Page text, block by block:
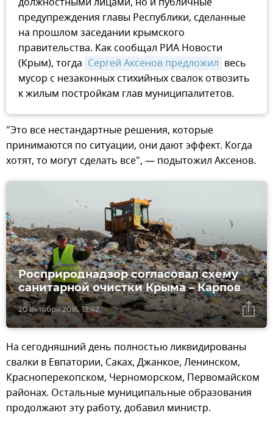
предупреждения главы Республики, сделанные
на прошлом заседании крымского
правительства. Как сообщал РИА Новости
(Крым), тогда Сергей Аксенов предложил весь
мусор с незаконных стихийных свалок отвозить
к жилым постройкам глав муниципалитетов.
"Это все нестандартные решения, которые
принимаются по ситуации, они дают эффект. Когда
хотят, то могут сделать все", — подытожил Аксенов.
20 октября 2016, 13:42
Росприроднадзор согласовал схему
санитарной очистки Крыма – Карпов
На сегодняшний день полностью ликвидированы
свалки в Евпатории, Саках, Джанкое, Ленинском,
Красноперекопском, Черноморском, Первомайском
районах. Остальные муниципальные образования
продолжают эту работу, добавил министр.